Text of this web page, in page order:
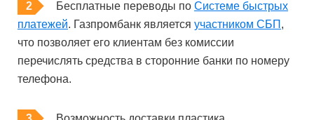
Бесплатные переводы по Системе быстрых
платежей. Газпромбанк является участником СБП ,
что позволяет его клиентам без комиссии
перечислять средства в сторонние банки по номеру
телефона.